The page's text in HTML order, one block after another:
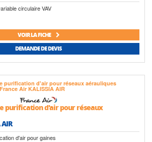
circulaire VAV
VOIR LA FICHE
DEMANDE DE DEVIS
purification d'air pour réseaux
d'air pour gaines